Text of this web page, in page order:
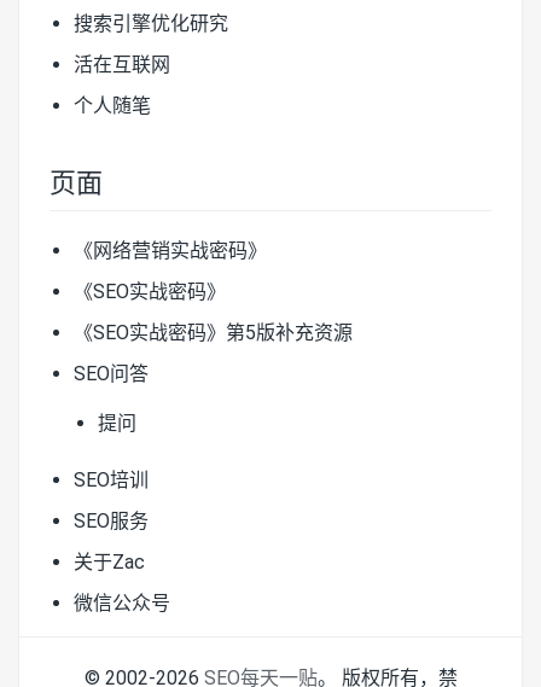
搜索引擎优化研究
活在互联网
个人随笔
页面
《网络营销实战密码》
《SEO实战密码》
《SEO实战密码》第5版补充资源
SEO问答
提问
SEO培训
SEO服务
关于Zac
微信公众号
© 2002-2026 SEO每天一贴。 版权所有，禁